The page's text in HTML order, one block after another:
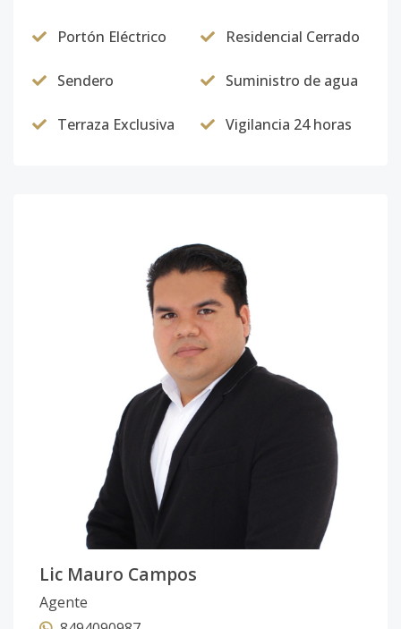
Portón Eléctrico Residencial Cerrado
Sendero Suministro de agua
Terraza Exclusiva Vigilancia 24 horas
Lic Mauro Campos
Agente